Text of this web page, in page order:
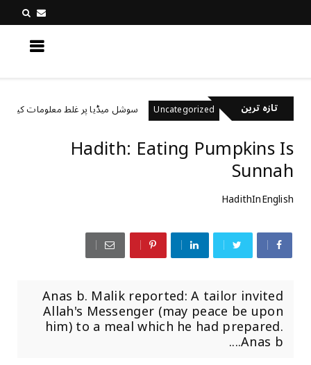
تازہ ترینہیں؟ Uncategorized سوشل میڈیا پر غلط معلومات کیسے
Hadith: Eating Pumpkins Is
Sunnah
HadithInEnglish
Anas b. Malik reported: A tailor invited
Allah's Messenger (may peace be upon
him) to a meal which he had prepared.
Anas b....